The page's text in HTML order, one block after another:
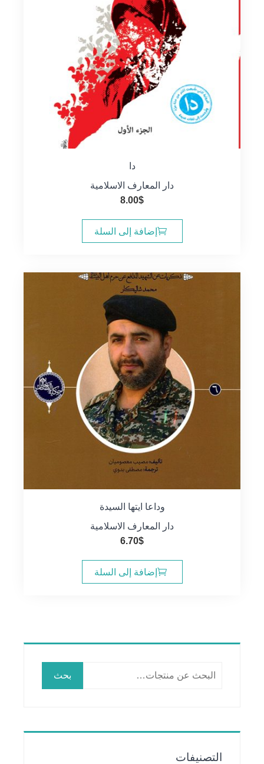
دا
دار المعارف الاسلامية
8.00$
إضافة إلى السلة
وداعا ايتها السيدة
دار المعارف الاسلامية
6.70$
إضافة إلى السلة
بحث
التصنيفات